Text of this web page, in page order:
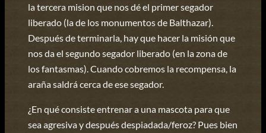
la tercera mision que nos dé el primer segador
liberado (la de los monumentos de Balthazar).
Después de terminarla, hay que hacer la misión que
nos da el segundo segador liberado (en la zona de
los fantasmas). Cuando cobremos la recompensa, la
araña saldrá cerca de ese segador.
¿En qué consiste entrenar a una mascota para que
sea agresiva y después despiadada/feroz? Pues bien